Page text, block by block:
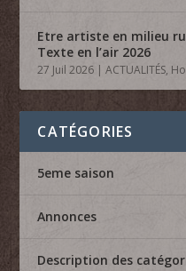
Etre artiste en milieu
Texte en l’air 2026
27 Juil 2026 |ACTUALITÉS,
CATÉGORIES
5eme saison
Annonces
Description des